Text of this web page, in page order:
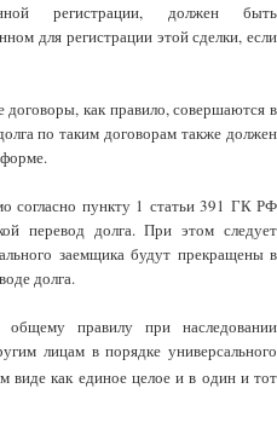
регистрации, должен быть
для регистрации этой сделки, если
как правило, совершаются в
по таким договорам также должен
согласно пункту 1 статьи 391 ГК РФ
перевод долга. При этом следует
заемщика будут прекращены в
долга.
правилу при наследовании
лицам в порядке универсального
виде как единое целое и в один и тот